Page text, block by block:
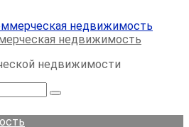
недвижимость
недвижимости